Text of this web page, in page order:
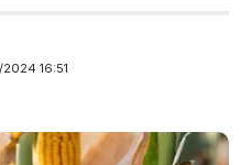
2024 16:51